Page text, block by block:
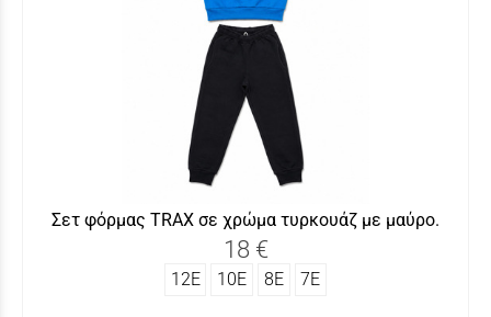
Σετ φόρμας ΤRAX σε χρώμα τυρκουάζ με μαύρο.
18 €
12Ε 10Ε 8Ε 7Ε